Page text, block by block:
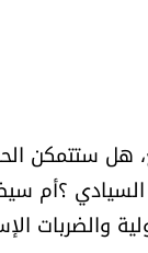
ستتمكن
السيادي ؟أم
والضربات